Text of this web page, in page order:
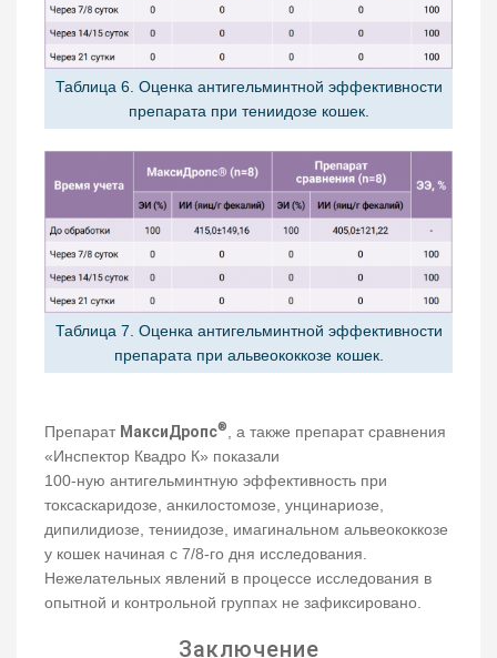
Таблица 6. Оценка антигельминтной эффективности
препарата при тениидозе кошек.
Таблица 7. Оценка антигельминтной эффективности
препарата при альвеококкозе кошек.
Препарат МаксиДропс®
, а также препарат сравнения
«Инспектор Квадро К» показали
100-ную антигельминтную эффективность при
токсаскаридозе, анкилостомозе, унцинариозе,
дипилидиозе, тениидозе, имагинальном альвеококкозе
у кошек начиная с 7/8-го дня исследования.
Нежелательных явлений в процессе исследования в
опытной и контрольной группах не зафиксировано.
Заключение